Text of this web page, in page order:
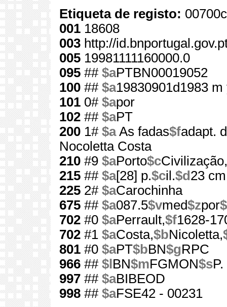
Etiqueta de registo:
001 18608
003 http://
005 19981111160000.0
095 ## $aPTBN00019052
100 ## $a19830901d1983
101 0# $apor
102 ## $aPT
200 1# $aAs fadas$fadapt.
Nocoletta Costa
210 #9 $aPorto$cCivilização,
215 ## $a[28] p.$cil.$d 23 cm
225 2# $aCarochinha
675 ## $a087.5$vmed$zpor
702 #0 $aPerrault,$f1628-
702 #1 $aCosta,$bNicoletta,
801 #0 $aPT$bBN$gRPC
966 ## $l BN$mFGMON$s
997 ## $aBIBEOD
998 ## $aFSE42 - 00231